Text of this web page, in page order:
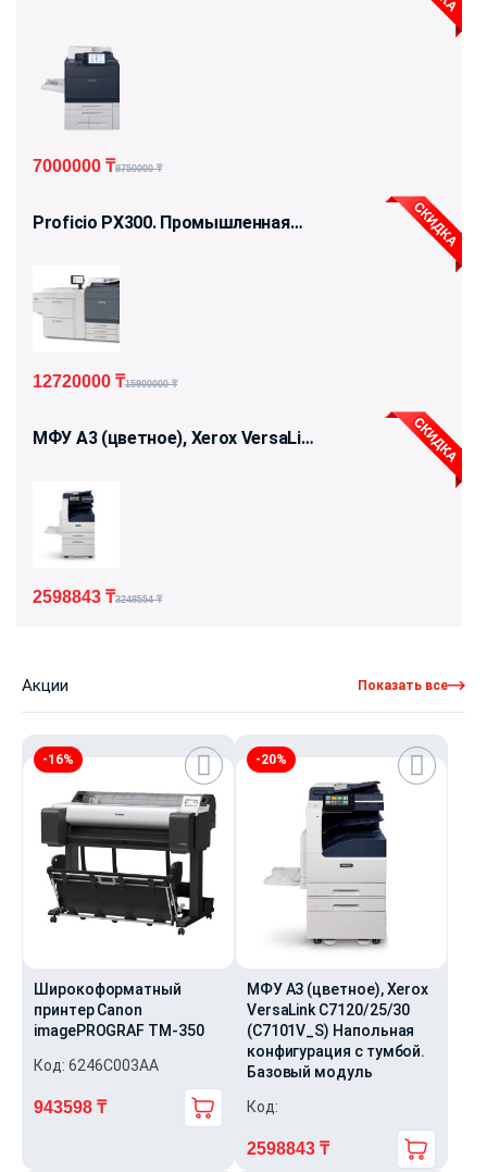
8750000₸
7000000 ₸
Proficio PX300. Промышленная
15900000₸
12720000 ₸
МФУ А3 (цветное), Xerox VersaLink
тумбой. Базовый модуль
3248554₸
2598843 ₸
Акции Показать все
-16%
Широкоформатный
принтер Canon
imagePROGRAF TM-350
Код: 6246C003AA
943598 ₸
-20%
МФУ А3 (цветное), Xerox
VersaLink C7120/25/30
(C7101V_S) Напольная
конфигурация с тумбой.
Базовый модуль
Код:
2598843 ₸